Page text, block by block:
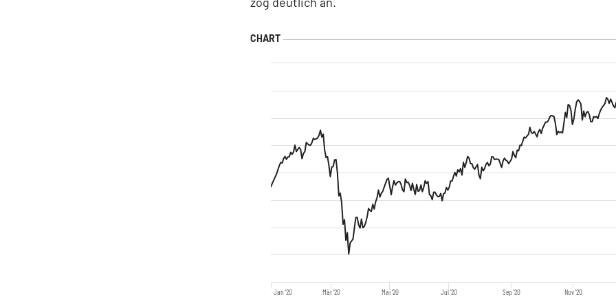
Jan '20 Mär '20 Mai '20 Jul '20 Sep '20 Nov '20